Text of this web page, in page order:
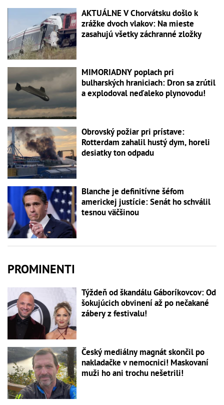
AKTUÁLNE V Chorvátsku došlo k
zrážke dvoch vlakov: Na mieste
zasahujú všetky záchranné zložky
MIMORIADNY poplach pri
bulharských hraniciach: Dron sa zrútil
a explodoval neďaleko plynovodu!
Obrovský požiar pri prístave:
Rotterdam zahalil hustý dym, horeli
desiatky ton odpadu
Blanche je definitívne šéfom
americkej justície: Senát ho schválil
tesnou väčšinou
PROMINENTI
Týždeň od škandálu Gáboríkovcov: Od
šokujúcich obvinení až po nečakané
zábery z festivalu!
Český mediálny magnát skončil po
nakladačke v nemocnici! Maskovaní
muži ho ani trochu nešetrili!